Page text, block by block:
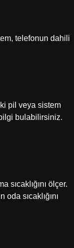
telefonun dahili
pil veya sistem
bulabilirsiniz.
sıcaklığını ölçer.
sıcaklığını